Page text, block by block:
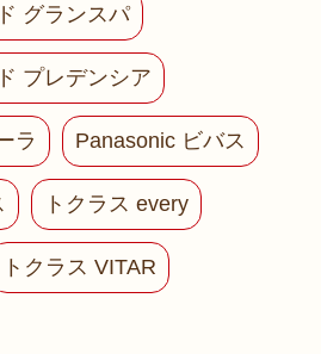
グランスパ
プレデンシア
ラ Panasonic ビバス
トクラス every
トクラス VITAR